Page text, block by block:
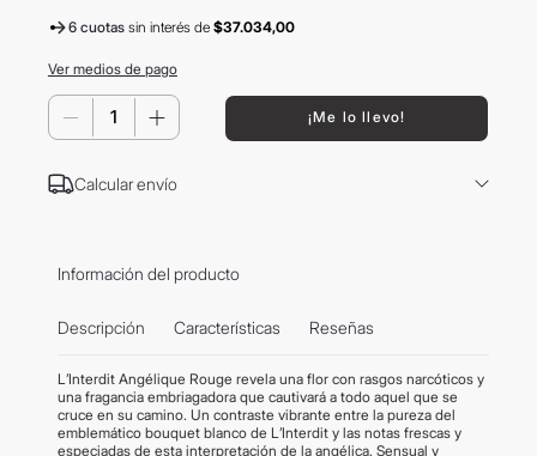
6 cuotas sin interésde $37.034,00
Ver medios de pago
＋
－ ¡Me lo llevo!
Calcular envío
Información del producto
Descripción Características Reseñas
L’Interdit Angélique Rouge revela una flor con rasgos narcóticos y
una fragancia embriagadora que cautivará a todo aquel que se
cruce en su camino. Un contraste vibrante entre la pureza del
emblemático bouquet blanco de L’Interdit y las notas frescas y
especiadas de esta interpretación de la angélica. Sensual y